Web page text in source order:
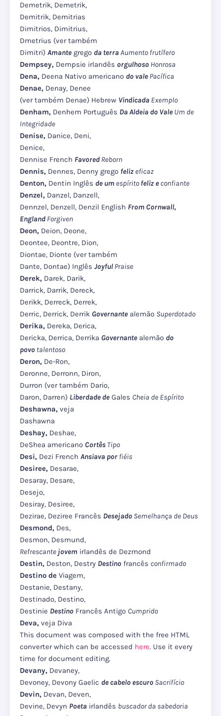
Demetrik, Demetrik,
Demitrik, Demitrias
Dimitrios, Dimitrius,
Dmetrius (ver também
Dimitri) Amante grego da terraAumento frutífero
Dempsey, Dempsie irlandês orgulhoso Honrosa
Dena, Deena Nativo americano do vale Pacífica
Denae, Denay, Denee
(ver também Denae) Hebrew Vindicada Exemplo
Denham, Denhem Português Da Aldeia do Vale Um de
Integridade
Denise, Danice, Deni,
Denice,
Dennise French Favored Reborn
Dennis, Dennes, Denny grego feliz eficaz
Denton, Dentin Inglês de um espírito feliz e confiante
Denzel, Danzel, Danzell,
Dennzel, Denzell, Denzil English From Cornwall,
England Forgiven
Deon, Deion, Deone,
Deontee, Deontre, Dion,
Diontae, Dionte (ver também
Dante, Dontae) Inglês Joyful Praise
Derek, Darek, Darik,
Darrick, Darrik, Dereck,
Derikk, Derreck, Derrek,
Derric, Derrick, Derrik Governante alemão Superdotado
Derika, Dereka, Derica,
Dericka, Derrica, Derrika Governante alemão do
povo talentoso
Deron, De-Ron,
Deronne, Derronn, Diron,
Durron (ver também Dario,
Daron, Darren) Liberdade de Gales Cheia de Espírito
Deshawna, veja
Dashawna
Deshay, Deshae,
DeShea americano Cortês Tipo
Desi, Dezi French Ansiava por fiéis
Desiree, Desarae,
Desaray, Desare,
Desejo,
Desiray, Desiree,
Dezirae, Deziree Francês Desejado Semelhança de Deus
Desmond, Des,
Desmon, Desmund,
Refrescante jovem irlandês de Dezmond
Destin, Deston, Destry Destino francês confirmado
Destino de Viagem,
Destanie, Destany,
Destinado, Destino,
Destinie Destino Francês Antigo Cumprido
Deva, veja Diva
This document was composed with the free HTML
converter which can be accessed here. Use it every
time for document editing.
Devany, Devaney,
Devoney, Devony Gaelic de cabelo escuro Sacrifício
Devin, Devan, Deven,
Devine, Devyn Poeta irlandês buscador da sabedoria